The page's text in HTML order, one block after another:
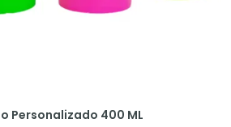
Personalizado 400 ML